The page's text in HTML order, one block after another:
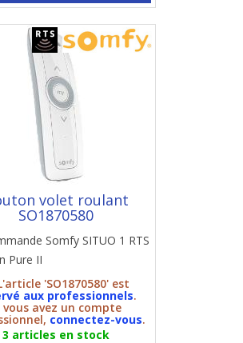
volet roulant
SO1870580
Somfy SITUO 1 RTS
Pure II
'SO1870580' est
aux professionnels.
vous avez un compte
connectez-vous.
3 articles en stock